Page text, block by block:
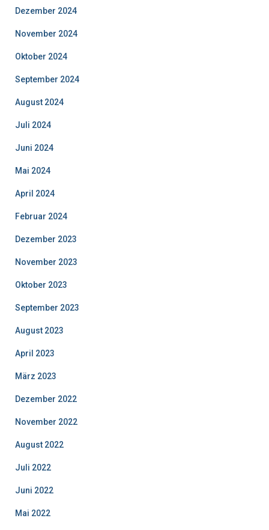
Dezember 2024
November 2024
Oktober 2024
September 2024
August 2024
Juli 2024
Juni 2024
Mai 2024
April 2024
Februar 2024
Dezember 2023
November 2023
Oktober 2023
September 2023
August 2023
April 2023
März 2023
Dezember 2022
November 2022
August 2022
Juli 2022
Juni 2022
Mai 2022